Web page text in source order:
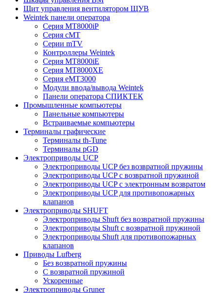
Щит управления вентилятором ЩУВ
Weintek панели оператора
Серия MT8000iP
Серия cMT
Серии mTV
Контроллеры Weintek
Серия MT8000iE
Серия MT8000XE
Серия eMT3000
Модули ввода/вывода Weintek
Панели оператора СПИКТЕК
Промышленные компьютеры
Панельные компьютеры
Встраиваемые компьютеры
Терминалы графические
Терминалы th-Tune
Терминалы pGD
Электроприводы UCP
Электроприводы UCP без возвратной пружины
Электроприводы UCP с возвратной пружиной
Электроприводы UCP с электронным возвратом
Электроприводы UCP для противопожарных
клапанов
Электроприводы SHUFT
Электроприводы Shuft без возвратной пружины
Электроприводы Shuft с возвратной пружиной
Электроприводы Shuft для противопожарных
клапанов
Приводы Lufberg
Без возвратной пружины
С возвратной пружиной
Ускоренные
Электроприводы Gruner